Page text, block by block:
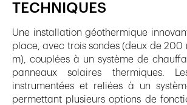
TECHNIQUES
Une installation géothermique
place, avec trois sondes (deux de 200
m), couplées à un système de
panneaux solaires thermiques.
instrumentées et reliées à un
permettant plusieurs options de